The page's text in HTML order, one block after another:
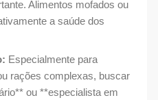
Alimentos mofados ou
a saúde dos
Especialmente para
rações complexas, buscar
ou **especialista em